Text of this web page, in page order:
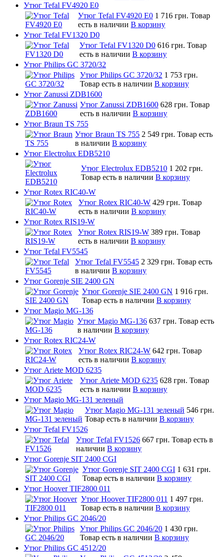
Утюг Tefal FV4920 E0
Утюг Tefal FV4920 E0 1 716 грн. Товар
есть в наличии В корзину
Утюг Tefal FV1320 D0
Утюг Tefal FV1320 D0 616 грн. Товар
есть в наличии В корзину
Утюг Philips GC 3720/32
Утюг Philips GC 3720/32 1 753 грн.
Товар есть в наличии В корзину
Утюг Zanussi ZDB1600
Утюг Zanussi ZDB1600 628 грн. Товар
есть в наличии В корзину
Утюг Braun TS 755
Утюг Braun TS 755 2 549 грн. Товар есть
в наличии В корзину
Утюг Electrolux EDB5210
Утюг Electrolux EDB5210 1 202 грн.
Товар есть в наличии В корзину
Утюг Rotex RIC40-W
Утюг Rotex RIC40-W 429 грн. Товар
есть в наличии В корзину
Утюг Rotex RIS19-W
Утюг Rotex RIS19-W 389 грн. Товар
есть в наличии В корзину
Утюг Tefal FV5545
Утюг Tefal FV5545 2 329 грн. Товар есть
в наличии В корзину
Утюг Gorenje SIE 2400 GN
Утюг Gorenje SIE 2400 GN 1 916 грн.
Товар есть в наличии В корзину
Утюг Magio MG-136
Утюг Magio MG-136 637 грн. Товар есть
в наличии В корзину
Утюг Rotex RIC24-W
Утюг Rotex RIC24-W 642 грн. Товар
есть в наличии В корзину
Утюг Ariete MOD 6235
Утюг Ariete MOD 6235 628 грн. Товар
есть в наличии В корзину
Утюг Magio MG-131 зеленый
Утюг Magio MG-131 зеленый 546 грн.
Товар есть в наличии В корзину
Утюг Tefal FV1526
Утюг Tefal FV1526 667 грн. Товар есть в
наличии В корзину
Утюг Gorenje SIT 2400 CGI
Утюг Gorenje SIT 2400 CGI 1 631 грн.
Товар есть в наличии В корзину
Утюг Hoover TIF2800 011
Утюг Hoover TIF2800 011 1 497 грн.
Товар есть в наличии В корзину
Утюг Philips GC 2046/20
Утюг Philips GC 2046/20 1 430 грн.
Товар есть в наличии В корзину
Утюг Philips GC 4512/20